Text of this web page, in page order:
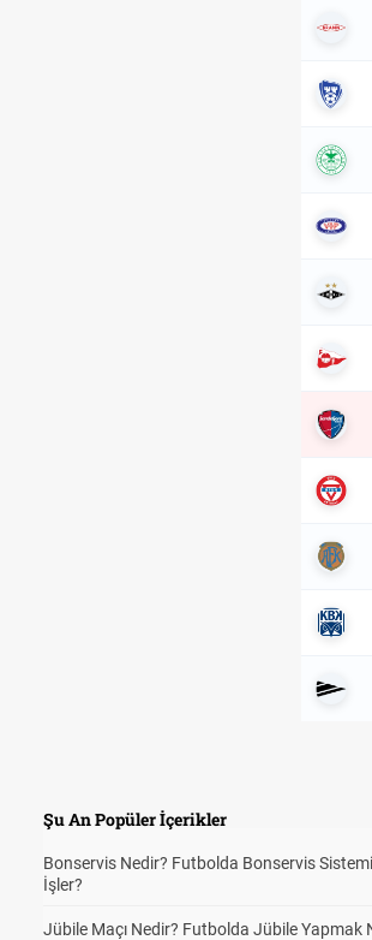
Şu An Popüler İçerikler
Bonservis Nedir? Futbolda Bonservis Sistemi
İşler?
Jübile Maçı Nedir? Futbolda Jübile Yapmak